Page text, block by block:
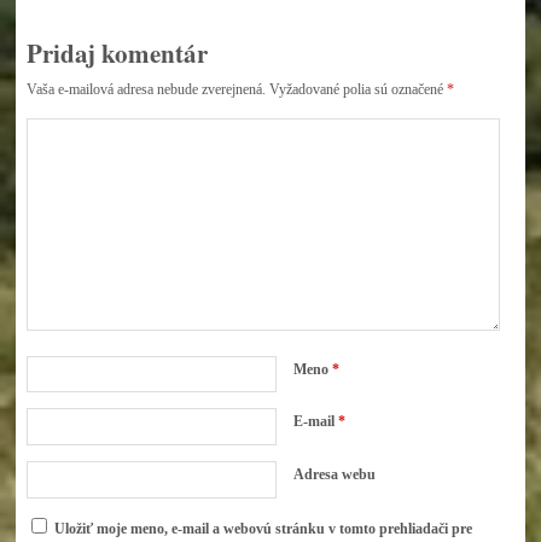
Pridaj komentár
Vaša e-mailová adresa nebude zverejnená. Vyžadované polia sú označené *
Meno *
E-mail *
Adresa webu
Uložiť moje meno, e-mail a webovú stránku v tomto prehliadači pre